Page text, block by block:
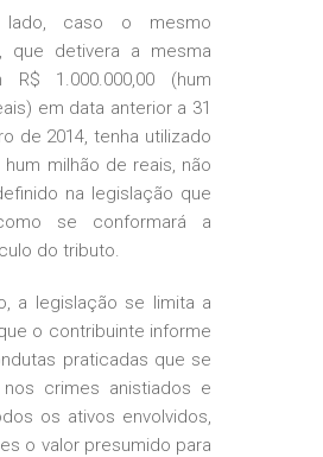
caso o mesmo
que detivera a mesma
1.000.000,00 (hum
em data anterior a 31
de 2014, tenha utilizado
milhão de reais, não
na legislação que
se conformará a
do tributo.
a legislação se limita a
o contribuinte informe
praticadas que se
nos crimes anistiados e
os ativos envolvidos,
o valor presumido para